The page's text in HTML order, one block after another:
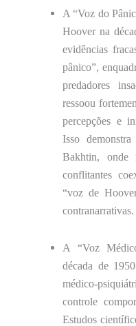
A “Voz do
Hoover na
evidências
pânico”,
predadores
ressoou
percepções e
Isso
Bakhtin, onde
conflitantes
“voz de
contranarrativas.
A “Voz
década de
médico-
controle
Estudos